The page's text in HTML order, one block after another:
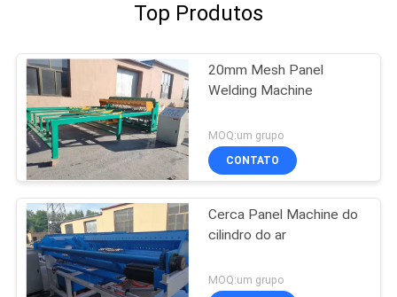
Top Produtos
20mm Mesh Panel
Welding Machine
MOQ:um grupo
CONTATO
Cerca Panel Machine do
cilindro do ar
MOQ:um grupo